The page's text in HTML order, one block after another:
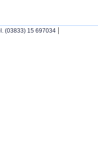
(03833) 15 697034 |